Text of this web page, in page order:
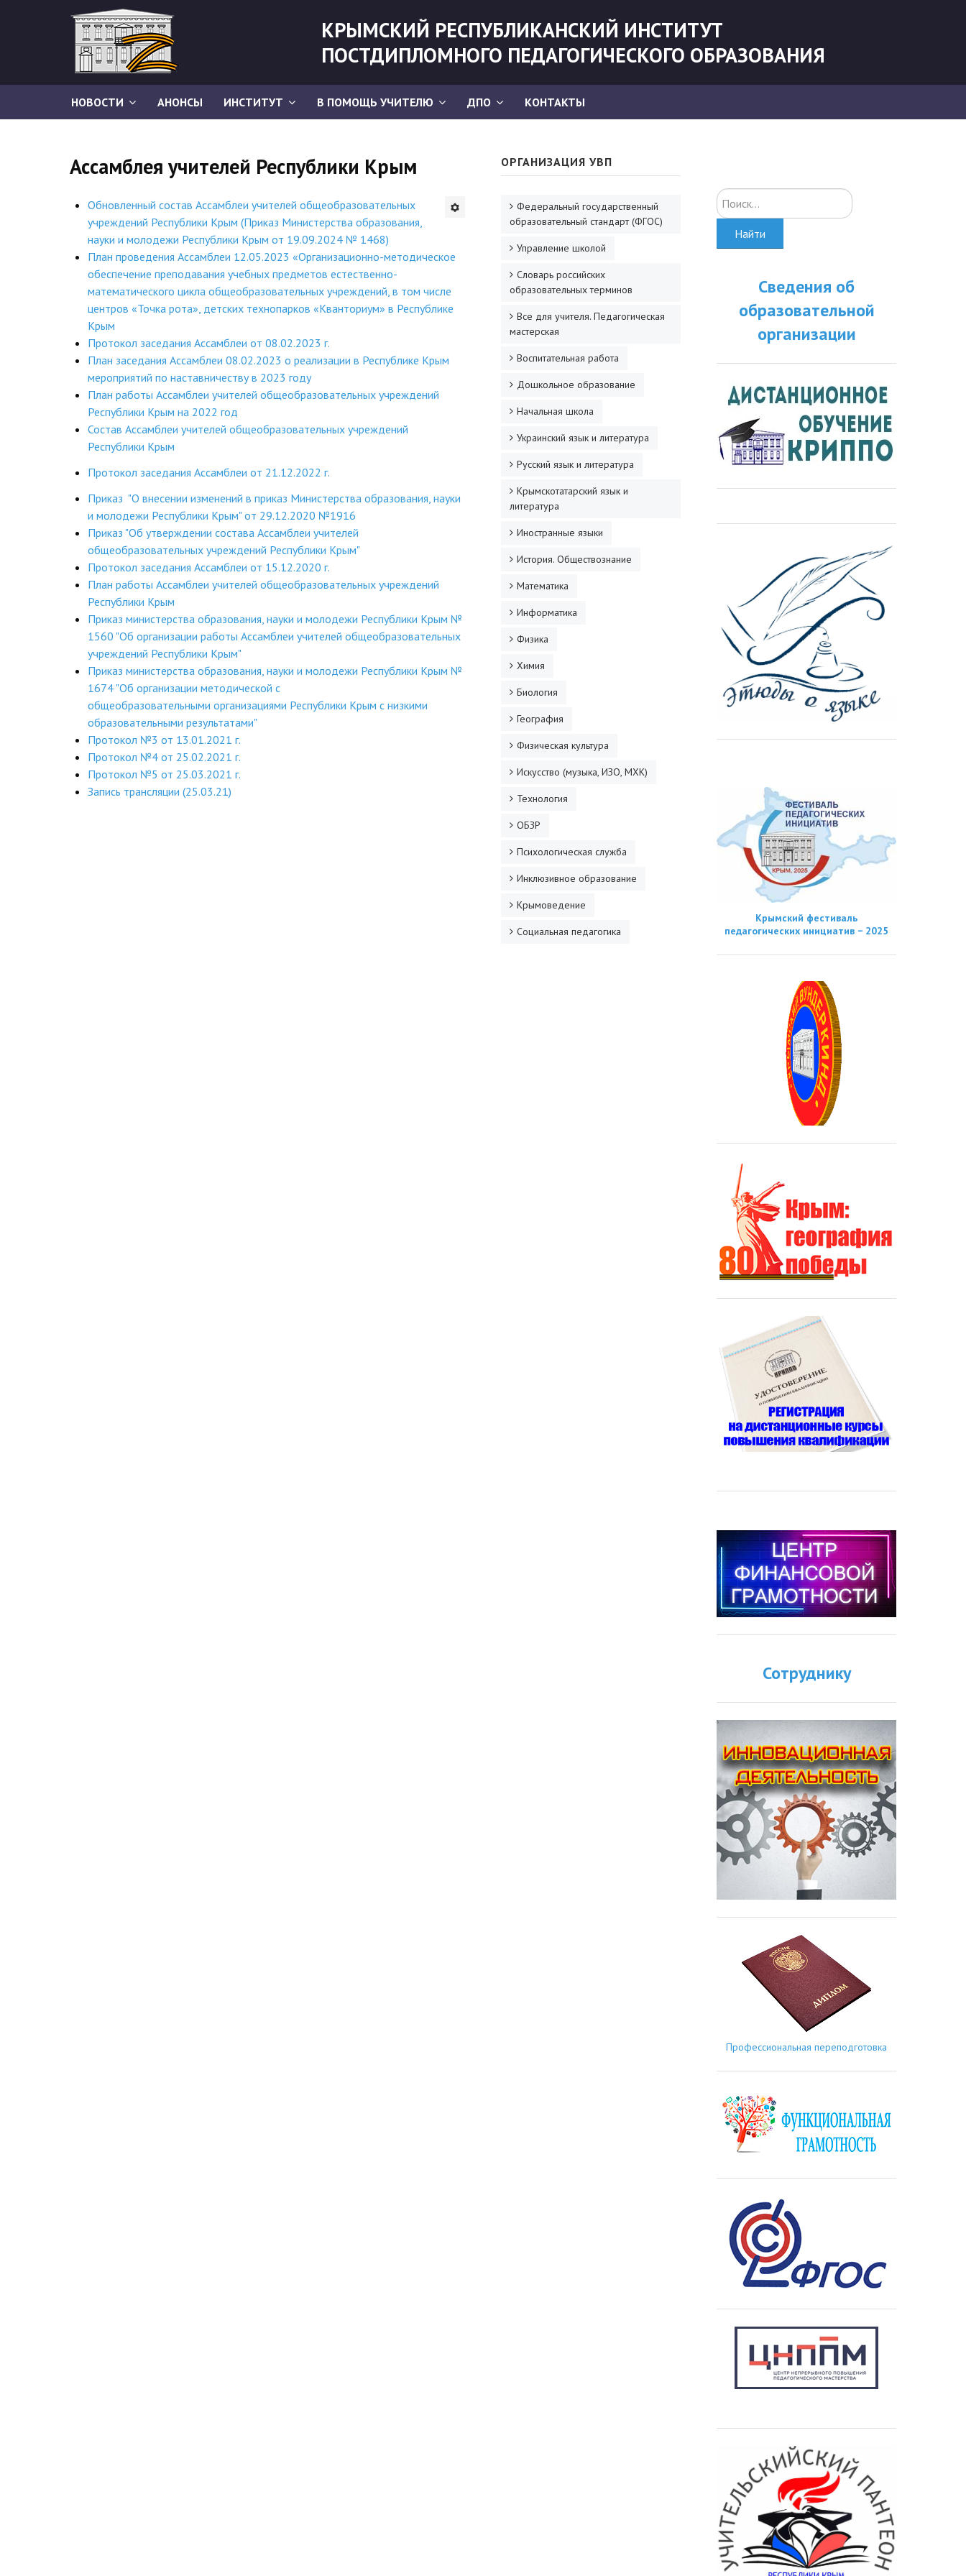
КРЫМСКИЙ РЕСПУБЛИКАНСКИЙ ИНСТИТУТ
ПОСТДИПЛОМНОГО ПЕДАГОГИЧЕСКОГО ОБРАЗОВАНИЯ
НОВОСТИ АНОНСЫ ИНСТИТУТ В ПОМОЩЬ УЧИТЕЛЮ ДПО КОНТАКТЫ
Ассамблея учителей Республики Крым
Обновленный состав Ассамблеи учителей общеобразовательных
учреждений Республики Крым (Приказ Министерства образования,
науки и молодежи Республики Крым от 19.09.2024 № 1468)
План проведения Ассамблеи 12.05.2023 «Организационно-методическое
обеспечение преподавания учебных предметов естественно-
математического цикла общеобразовательных учреждений, в том числе
центров «Точка рота», детских технопарков «Кванториум» в Республике
Крым
Протокол заседания Ассамблеи от 08.02.2023 г.
План заседания Ассамблеи 08.02.2023 о реализации в Республике Крым
мероприятий по наставничеству в 2023 году
План работы Ассамблеи учителей общеобразовательных учреждений
Республики Крым на 2022 год
Состав Ассамблеи учителей общеобразовательных учреждений
Республики Крым
Протокол заседания Ассамблеи от 21.12.2022 г.
Приказ "О внесении изменений в приказ Министерства образования, науки
и молодежи Республики Крым" от 29.12.2020 №1916
Приказ "Об утверждении состава Ассамблеи учителей
общеобразовательных учреждений Республики Крым"
Протокол заседания Ассамблеи от 15.12.2020 г.
План работы Ассамблеи учителей общеобразовательных учреждений
Республики Крым
Приказ министерства образования, науки и молодежи Республики Крым №
1560 "Об организации работы Ассамблеи учителей общеобразовательных
учреждений Республики Крым"
Приказ министерства образования, науки и молодежи Республики Крым №
1674 "Об организации методической с
общеобразовательными организациями Республики Крым с низкими
образовательными результатами"
Протокол №3 от 13.01.2021 г.
Протокол №4 от 25.02.2021 г.
Протокол №5 от 25.03.2021 г.
Запись трансляции (25.03.21)
ОРГАНИЗАЦИЯ УВП
Федеральный государственный
образовательный стандарт (ФГОС)
Управление школой
Словарь российских
образовательных терминов
Все для учителя. Педагогическая
мастерская
Воспитательная работа
Дошкольное образование
Начальная школа
Украинский язык и литература
Русский язык и литература
Крымскотатарский язык и
литература
Иностранные языки
История. Обществознание
Математика
Информатика
Физика
Химия
Биология
География
Физическая культура
Искусство (музыка, ИЗО, МХК)
Технология
ОБЗР
Психологическая служба
Инклюзивное образование
Крымоведение
Социальная педагогика
Искать...
Найти
Сведения об
образовательной
организации
Крымский фестиваль
педагогических инициатив − 2025
Сотруднику
Профессиональная переподготовка